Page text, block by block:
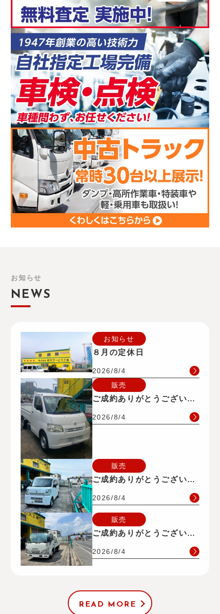
お知らせ
NEWS
お知らせ
８月の定休日
2026/8/4
販売
ご成約ありがとうございま
す。
2026/8/4
販売
ご成約ありがとうございま
す。
2026/8/4
販売
ご成約ありがとうございま
2026/8/4
READ MORE